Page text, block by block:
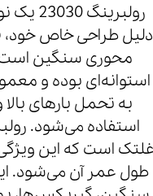
دلیل طراحی خاص خود،
محوری سنگین است.
استوانه‌ای بوده و
به تحمل بارهای
است که این
طول عمر آن می‌شود.